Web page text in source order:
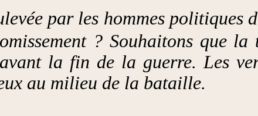
par les hommes
? Souhaitons que
la fin de la guerre. Les
au milieu de la bataille.